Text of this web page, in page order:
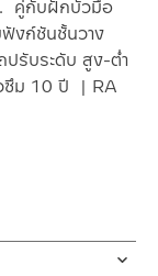
. คู่กับฝักบัวมือ
งก์ชันชั้นวาง
รับระดับ สูง-ต่ำ
วซึม 10 ปี | RA